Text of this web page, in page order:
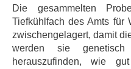
Die gesammelten
Tiefkühlfach des Amts für
zwischengelagert, damit
werden sie
herauszufinden, wie